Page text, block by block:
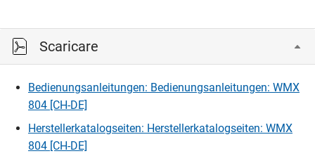
Scaricare
Bedienungsanleitungen: Bedienungsanleitungen: WMX
804 [CH-DE]
Herstellerkatalogseiten: Herstellerkatalogseiten: WMX
804 [CH-DE]